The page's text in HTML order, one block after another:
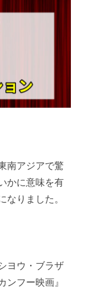
南アジアで驚
かに意味を有
なりました。
ヨウ・ブラザ
ンフー映画』